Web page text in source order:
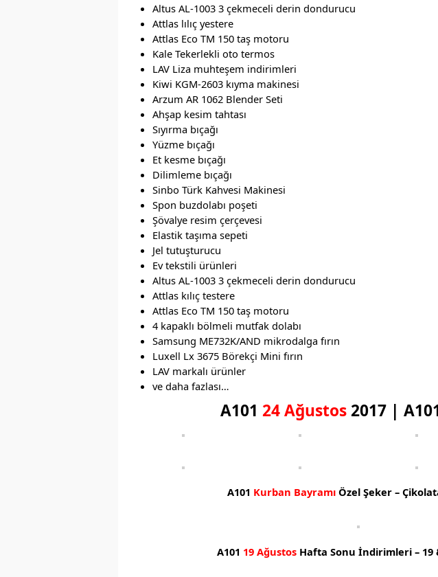
Altus AL-1003 3 çekmeceli derin dondurucu
Attlas lılıç yestere
Attlas Eco TM 150 taş motoru
Kale Tekerlekli oto termos
LAV Liza muhteşem indirimleri
Kiwi KGM-2603 kıyma makinesi
Arzum AR 1062 Blender Seti
Ahşap kesim tahtası
Sıyırma bıçağı
Yüzme bıçağı
Et kesme bıçağı
Dilimleme bıçağı
Sinbo Türk Kahvesi Makinesi
Spon buzdolabı poşeti
Şövalye resim çerçevesi
Elastik taşıma sepeti
Jel tutuşturucu
Ev tekstili ürünleri
Altus AL-1003 3 çekmeceli derin dondurucu
Attlas kılıç testere
Attlas Eco TM 150 taş motoru
4 kapaklı bölmeli mutfak dolabı
Samsung ME732K/AND mikrodalga fırın
Luxell Lx 3675 Börekçi Mini fırın
LAV markalı ürünler
ve daha fazlası…
A101 24 Ağustos2017 |
A101 Kurban BayramıÖzel Şeker –
A101 19 Ağustos Hafta Sonu İndirimleri – 19